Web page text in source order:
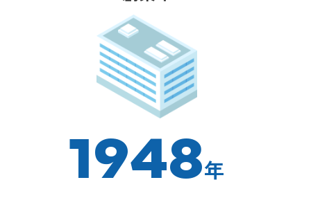
1948年